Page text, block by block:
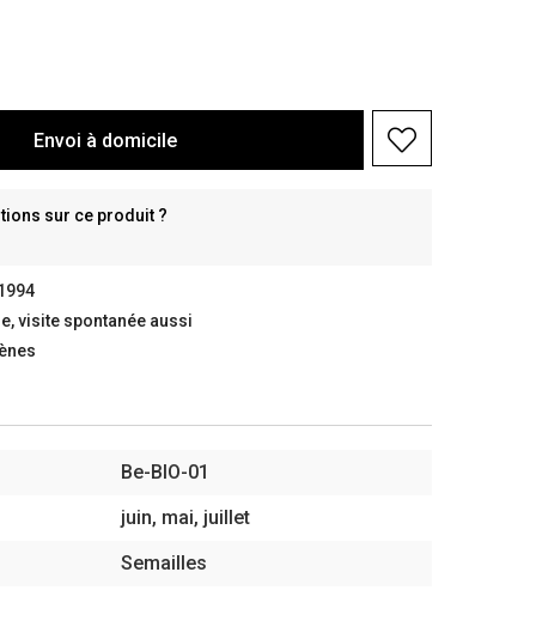
Envoi à domicile
sur ce produit ?
visite spontanée aussi
Be-BIO-01
juin, mai, juillet
Semailles